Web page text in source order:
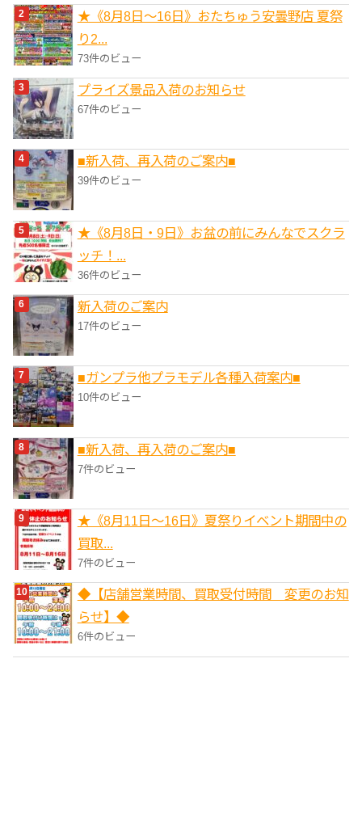
★《8月8日～16日》おたちゅう安曇野店 夏祭
り2...
73件のビュー
プライズ景品入荷のお知らせ
67件のビュー
■新入荷、再入荷のご案内■
39件のビュー
★《8月8日・9日》お盆の前にみんなでスクラ
ッチ！...
36件のビュー
新入荷のご案内
17件のビュー
■ガンプラ他プラモデル各種入荷案内■
10件のビュー
■新入荷、再入荷のご案内■
7件のビュー
★《8月11日～16日》夏祭りイベント期間中の
買取...
7件のビュー
◆【店舗営業時間、買取受付時間 変更のお知
らせ】◆
6件のビュー